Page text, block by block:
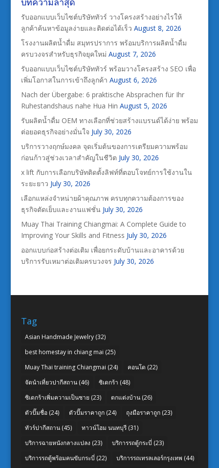
รับออกแบบเว็บไซต์บริษัททัวร์ วางโครงสร้างอย่างไรให้
ลูกค้าค้นหาข้อมูลง่ายและติดต่อได้เร็ว August 8, 2026
โรงงานผลิตน้ำดื่ม สมุทรปราการ พร้อมบริการผลิตน้ำดื่ม
ครบวงจรสำหรับธุรกิจยุคใหม่ August 7, 2026
รับออกแบบเว็บไซต์บริษัททัวร์ พร้อมวางโครงสร้าง SEO เพื่อ
เพิ่มโอกาสในการเข้าถึงลูกค้า August 6, 2026
Nach der Übergabe: 6 praktische Absprachen für Ihr
Ruhestandshaus nahe Hua Hin August 5, 2026
รับผลิตน้ำดื่ม OEM ทางเลือกที่ช่วยสร้างแบรนด์ได้ง่าย พร้อม
ต่อยอดธุรกิจอย่างมั่นใจ July 30, 2026
บริการวางฤกษ์มงคล จุดเริ่มต้นของการเตรียมความพร้อม
ก่อนก้าวสู่ช่วงเวลาสำคัญในชีวิต July 30, 2026
x lift กับการเลือกบริษัทติดตั้งลิฟท์ที่ตอบโจทย์การใช้งานใน
ระยะยาว July 30, 2026
เลือกแหล่งจำหน่ายผ้าคุณภาพ ครบทุกความต้องการของ
ธุรกิจตัดเย็บและงานแฟชั่น July 30, 2026
Muay Thai Training Chiangmai: A Complete Guide to
Improving Your Skills and Fitness July 30, 2026
ออกแบบก่อสร้างต่อเติม เพื่อยกระดับบ้านและอาคารด้วย
บริการรับเหมาต่อเติมครบวงจร July 30, 2026
Tag
Asian Handmade Jewelry(32)
best homestay in chiang mai (25)
Muay Thai training Chiangmai (24) คอนโด (22)
จัดนำเที่ยวปากีสถาน(46) ซิเดกร้า (48)
ซิเดกร้าเพิ่มความเป็นชาย (23) ตกแต่งบ้าน(26)
ตัวปั๊มชื่อ(24) ตัวปั๊มราคาถูก(24) ถุงมือราคาถูก(23)
ทัวร์ปากีสถาน(45) ทาวน์โฮม นนทบุรี(31)
บริการฉายหนังกลางแปลง (23) บริการรถตู้กระบี่ (23)
บริการรถตู้พร้อมคนขับกระบี่ (22) บริการรถเทรลเลอร์กรุงเทพ (44)